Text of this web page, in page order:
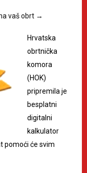
vaš obrt →
Hrvatska
obrtnička
komora
(HOK)
pripremila je
besplatni
digitalni
kalkulator
pomoći će svim